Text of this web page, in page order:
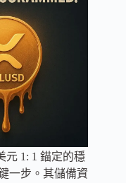
元 1: 1 錨定的穩
一步。其儲備資